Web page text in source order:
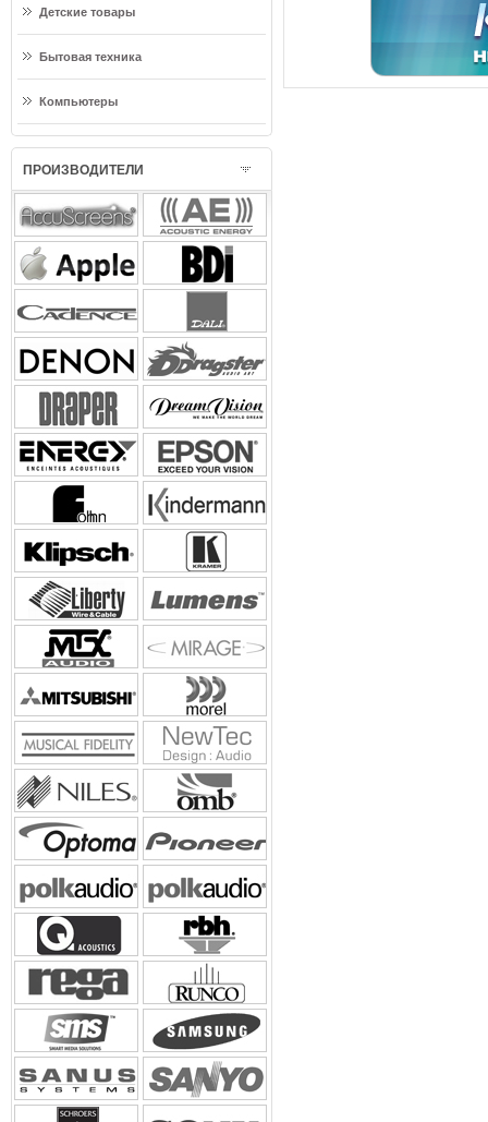
Детские товары
Бытовая техника
Компьютеры
ПРОИЗВОДИТЕЛИ